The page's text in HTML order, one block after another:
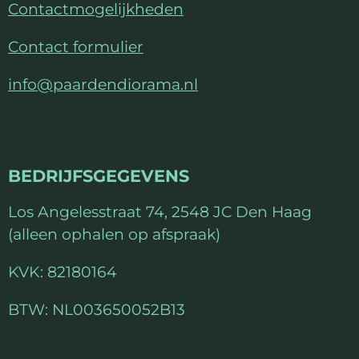
4
2
s
r
n
Contactmogelijkheden
Contact formulier
info@paardendiorama.nl
BEDRIJFSGEGEVENS
Los Angelesstraat 74, 2548 JC Den Haag
(alleen ophalen op afspraak)
KVK: 82180164
BTW: NL003650052B13